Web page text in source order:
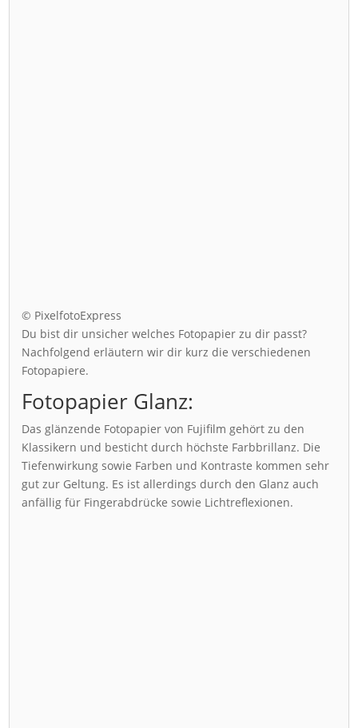
© PixelfotoExpress
Du bist dir unsicher welches Fotopapier zu dir passt?
Nachfolgend erläutern wir dir kurz die verschiedenen
Fotopapiere.
Fotopapier Glanz:
Das glänzende Fotopapier von Fujifilm gehört zu den
Klassikern und besticht durch höchste Farbbrillanz. Die
Tiefenwirkung sowie Farben und Kontraste kommen sehr
gut zur Geltung. Es ist allerdings durch den Glanz auch
anfällig für Fingerabdrücke sowie Lichtreflexionen.